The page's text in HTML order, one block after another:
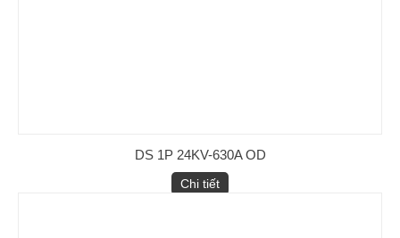
DS 1P 24KV-630A OD
Chi tiết